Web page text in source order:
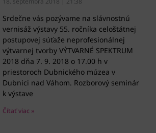
Srdečne vás pozývame na slávnostnú
vernisáž výstavy 55. ročníka celoštátnej
postupovej súťaže neprofesionálnej
výtvarnej tvorby VÝTVARNÉ SPEKTRUM
2018 dňa 7. 9. 2018 o 17.00 h v
priestoroch Dubnického múzea v
Dubnici nad Váhom. Rozborový seminár
k výstave
Čítať viac »